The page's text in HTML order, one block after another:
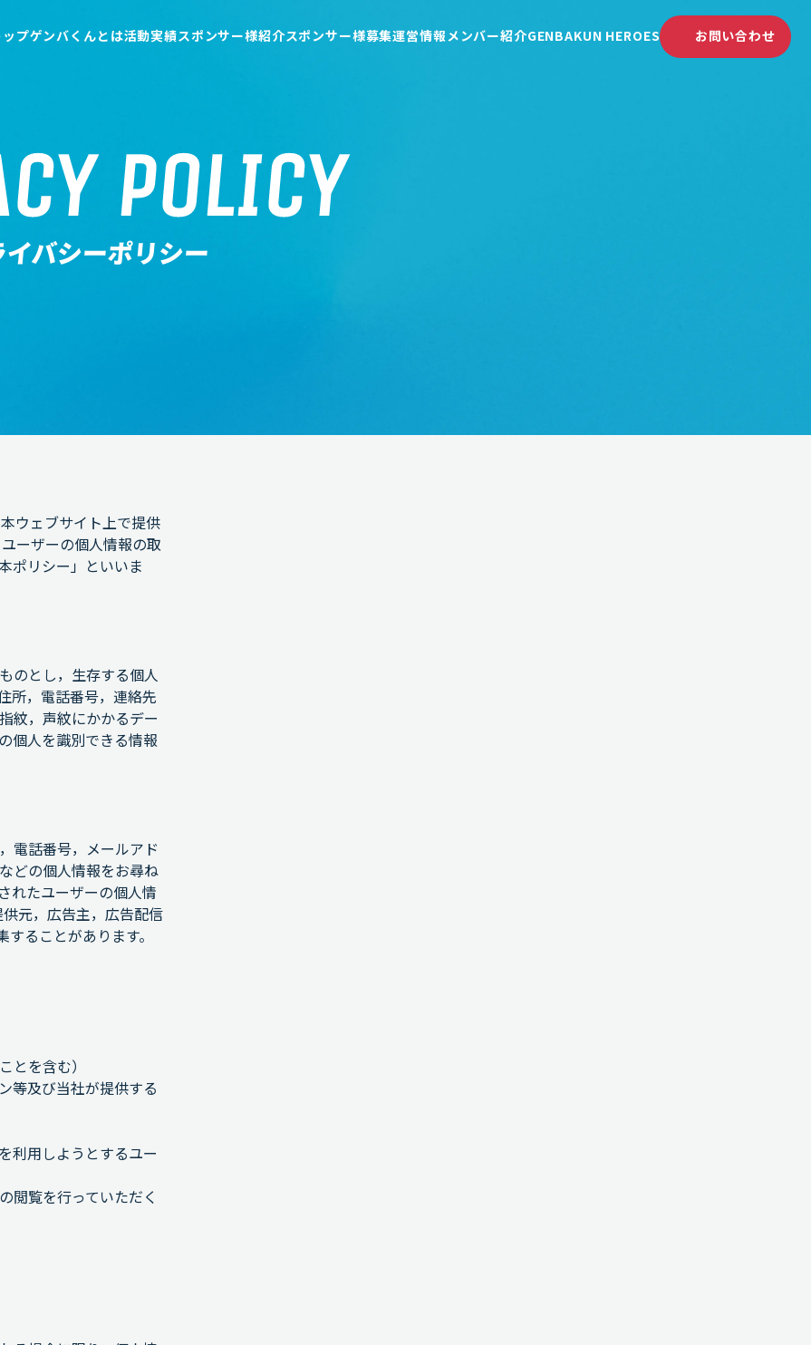
ップゲンバくんとは活動実績スポンサー様紹介スポンサー様募集運営情報メンバー紹介GENBAKUN HEROES お問い合わせ
イバシーポリシー
POLICY
ウェブサイト上で提供
ーザーの個人情報の取
ポリシー」といいま
のとし，生存する個人
所，電話番号，連絡先
紋，声紋にかかるデー
個人を識別できる情報
電話番号，メールアド
どの個人情報をお尋ね
れたユーザーの個人情
元，広告主，広告配信
ることがあります。
とを含む）
等及び当社が提供する
利用しようとするユー
閲覧を行っていただく